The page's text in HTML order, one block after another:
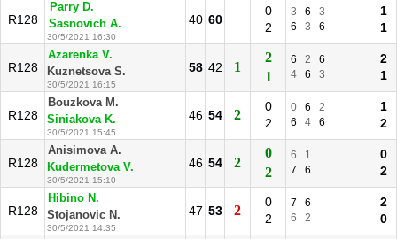
R128
Parry D.
Sasnovich A.
30/5/2021 16:30
40 60
0
2
3 6
3
6
3 6
1
1
R128
Azarenka V.
Kuznetsova S.
30/5/2021 16:15
58 42 1
2
1
6 2
6
4
6 3
2
1
R128
Bouzkova M.
Siniakova K.
30/5/2021 15:45
46 54 2
0
2
0 6
2
6
4 6
1
2
R128
Anisimova A.
Kudermetova V.
30/5/2021 15:10
46 54 2
0
2
6
1
7
6
0
2
R128
Hibino N.
Stojanovic N.
30/5/2021 14:35
47 53 2
0
2
7
6
6
2
2
0